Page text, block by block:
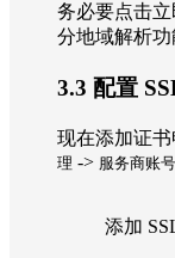
务必要点击
分地域解析功
3.3 配置
现在添加证
理 -> 服务商账号
添加